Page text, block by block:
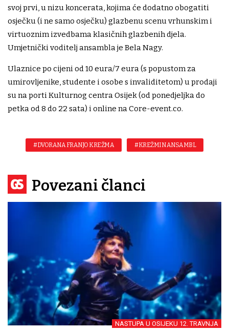
svoj prvi, u nizu koncerata, kojima će dodatno obogatiti
osječku (i ne samo osječku) glazbenu scenu vrhunskim i
virtuoznim izvedbama klasičnih glazbenih djela.
Umjetnički voditelj ansambla je Bela Nagy.
Ulaznice po cijeni od 10 eura/7 eura (s popustom za
umirovljenike, studente i osobe s invaliditetom) u prodaji
su na porti Kulturnog centra Osijek (od ponedjeljka do
petka od 8 do 22 sata) i online na Core-event.co.
#DVORANA FRANJO KREŽMA #KREŽMIN ANSAMBL
Povezani članci
NASTUPA U OSIJEKU 12. TRAVNJA